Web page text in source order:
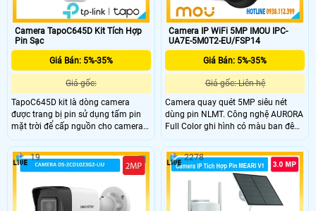
Camera TapoC645D Kit Tích Hợp
Pin Sạc
Giá Bán: 5%-35%
Giá gốc:
TapoC645D kit là dòng camera
được trang bị pin sử dụng tấm pin
mặt trời để cấp nguồn cho camera
và trong camera được trang bị pin
với dung lượng lên đến 10.000 mAh,
trang bị 2 ống kính, nhìn có màu
vào ban đêm, micro và loa cũng
được trang bị.
Camera IP WiFi 5MP IMOU IPC-
UA7E-5M0T2-EU/FSP14
Giá Bán: 5%-35%
Giá gốc: Liên hệ
Camera quay quét 5MP siêu nét
dùng pin NLMT. Công nghệ AURORA
Full Color ghi hình có màu ban đêm.
Pin 10.000mAh kèm tấm pin năng
lượng mặt trời 5W.
19 2278